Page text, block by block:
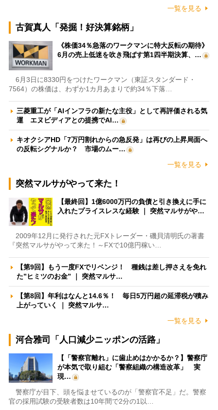
一覧を見る
古賀真人「発掘！好決算銘柄」
《株価34％急落のワークマンに特大反転の期待》
6月の売上低迷を吹き飛ばす第1四半期決算、…
6月3日に8330円をつけたワークマン（東証スタンダード・
7564）の株価は、わずか1カ月あまりで約34％下落…
三菱重工が「AIインフラの新たな主役」として再評価される気
運 エヌビディアとの提携でAI…
キオクシアHD「7万円割れからの急反発」は再びの上昇局面へ
の反転シグナルか？ 市場のムー…
一覧を見る
突然マルサがやって来た！
【最終回】1億6000万円の負債と引き換えに手に
入れたプライスレスな経験 ｜ 突然マルサがや…
2009年12月に発行された元FXトレーダー・磯貝清明氏の著書
『突然マルサがやって来た！～FXで10億円稼い…
【第9回】もう一度FXでリベンジ！ 種銭は差し押さえを免れ
た”ヒミツのお金” ｜ 突然マルサ…
【第8回】年利はなんと14.6％！ 毎日5万円超の延滞税が積み
上がっていく ｜ 突然マルサ…
一覧を見る
河合雅司「人口減少ニッポンの活路」
【「警察官離れ」に歯止めはかかるか？】警察庁
が本気で取り組む「警察組織の構造改革」 実
現…
警察庁が目下、頭を悩ませているのが「警察官不足」だ。警察
官の採用試験の受験者数は10年間で2分の1以…